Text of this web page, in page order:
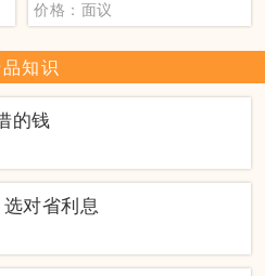
价格：面议
知识
的钱
对省利息